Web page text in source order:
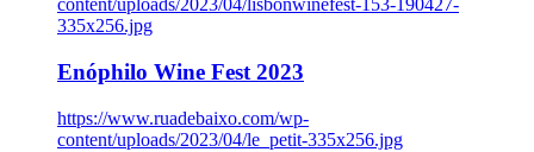
content/uploads/2023/04/lisbonwinefest-153-190427-
335x256.jpg
Enóphilo Wine Fest 2023
https://www.ruadebaixo.com/wp-
content/uploads/2023/04/le_petit-335x256.jpg